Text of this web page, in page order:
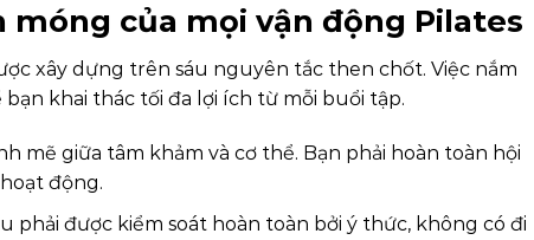
móng của mọi vận động Pilates
xây dựng trên sáu nguyên tắc then chốt. Việc nắm
khai thác tối đa lợi ích từ mỗi buổi tập.
mẽ giữa tâm khảm và cơ thể. Bạn phải hoàn toàn hội
động.
phải được kiểm soát hoàn toàn bởi ý thức, không có đi